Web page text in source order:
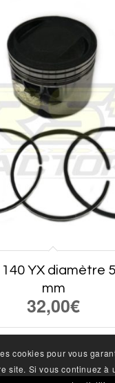
YX diamètre
mm
32,00€
cookies pour vous
site. Si vous continuez à